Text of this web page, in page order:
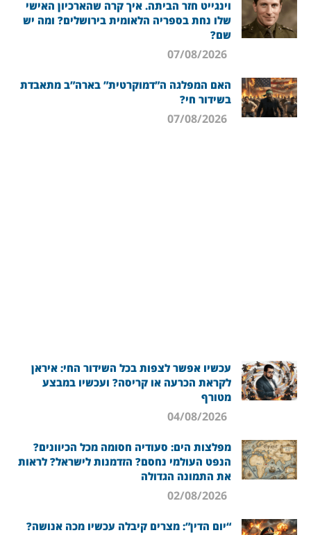
וינגייט חזר הביתה. איך קרה שהארכיון האישי
שלו נחת בספריה הלאומית בירושלים? ומה יש
שם?
האם המפלגה ה”דמוקרטית” בארה”ב מתאבדת
בשידור חי?
עכשיו אפשר לצפות בכל השידור החי: איראן
לקראת הכרעה או קריסה? ועכשיו במבצע
מטורף
מפלצות הים: סעודיה חסומה מכל הכיוונים?
הנפט העולמי נחסם? הזדמנות לישראל? לראות
את התמונה הגדולה
“יום הדין”: מצרים קיבלה עכשיו מכה אנושה?